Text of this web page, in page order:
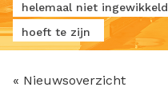
helemaal niet ingewikkeld
hoeft te zijn
« Nieuwsoverzicht